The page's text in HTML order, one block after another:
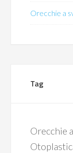
Orecchie a
Tag
Orecchie